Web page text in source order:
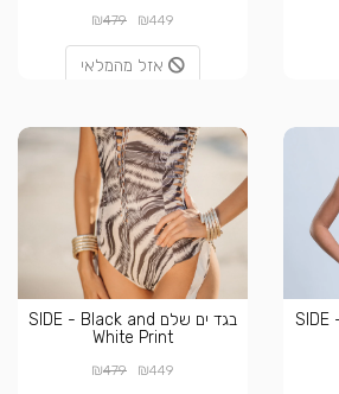
₪449
₪479
אזל מהמלאי
בגד ים שלם SIDE - Black and
White Print
₪449
₪479